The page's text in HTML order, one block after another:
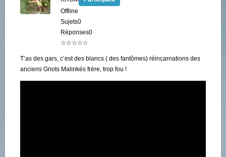
Offline
Sujets0
Réponses0
☆☆☆☆☆
T’as des gars, c’est des blancs ( des fantômes) réincarnations des
anciens Griots Malinkés frère, trop fou !